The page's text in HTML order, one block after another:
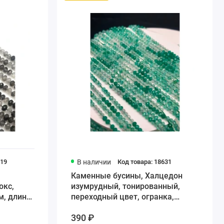
длина
В наличии Код товара: 18631
Каменные бусины, Халцедон
изумрудный, тонированный,
переходный цвет, огранка,
см
390 ₽